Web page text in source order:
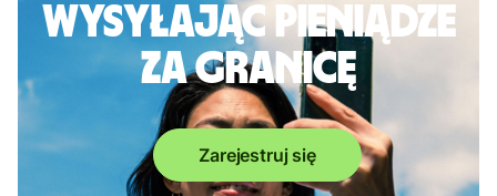
wysyłając pieniądze
za granicę
Zarejestruj się